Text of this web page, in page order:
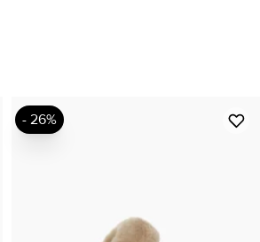
- 26%